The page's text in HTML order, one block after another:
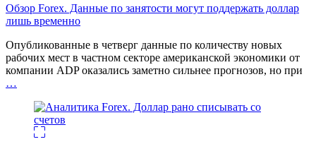
Обзор Forex. Данные по занятости могут поддержать доллар
лишь временно
Опубликованные в четверг данные по количеству новых
рабочих мест в частном секторе американской экономики от
компании ADP оказались заметно сильнее прогнозов, но при
…